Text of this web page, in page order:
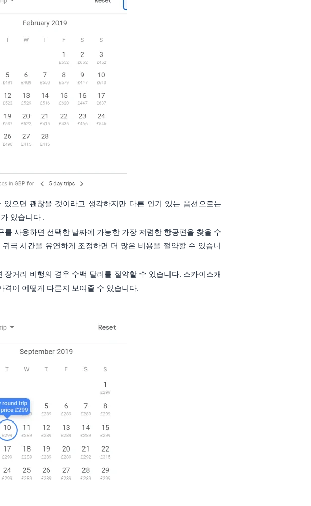
으면 괜찮을 것이라고 생각하지만 다른 인기 있는 옵션으로는
있습니다 .
를 사용하면 선택한 날짜에 가능한 가장 저렴한 항공편을 찾을 수
국 시간을 유연하게 조정하면 더 많은 비용을 절약할 수 있습니
거리 비행의 경우 수백 달러를 절약할 수 있습니다. 스카이스캐
격이 어떻게 다른지 보여줄 수 있습니다.